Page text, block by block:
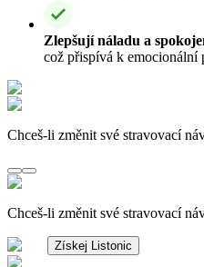
Zlepšují náladu a
což přispívá k emocionální
Chceš-li změnit své stravovací
Chceš-li změnit své stravovací
Získej Listonic